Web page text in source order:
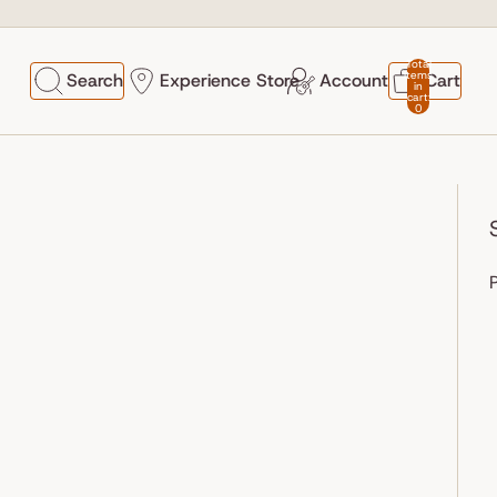
Search Experience Store Account
Total
items
in
cart:
0
Cart